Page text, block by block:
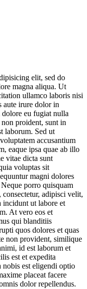
elit, sed do
magna aliqua. Ut
ullamco laboris nisi
aute irure dolor in
eu fugiat nulla
proident, sunt in
laborum. Sed ut
accusantium
eaque ipsa quae ab illo
vitae dicta sunt
voluptas sit
magni dolores
porro quisquam
adipisci velit,
incidunt ut labore et
At vero eos et
qui blanditiis
quos dolores et quas
non provident, similique
id est laborum et
est et expedita
est eligendi optio
placeat facere
dolor repellendus.